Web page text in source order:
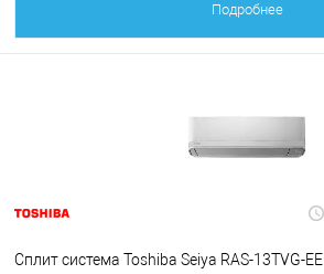
Подробнее
Сплит система Toshiba Seiya RAS-13TVG-EE